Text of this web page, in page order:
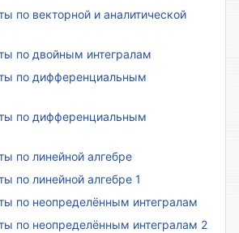
по векторной и аналитической
по двойным интегралам
по дифференциальным
по дифференциальным
по линейной алгебре
по линейной алгебре 1
по неопределённым интегралам
по неопределённым интегралам 2